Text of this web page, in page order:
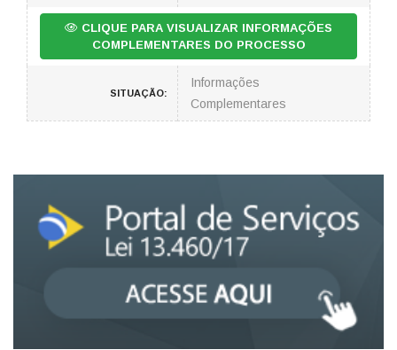
CLIQUE PARA VISUALIZAR INFORMAÇÕES
COMPLEMENTARES DO PROCESSO
SITUAÇÃO:
Informações
Complementares